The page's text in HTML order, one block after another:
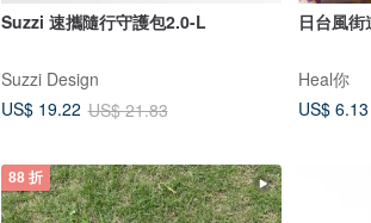
Suzzi 速攜隨行守護包2.0-L
Suzzi Design
US$ 19.22 US$ 21.83
日台風
Heal你
US$ 6.13
88 折